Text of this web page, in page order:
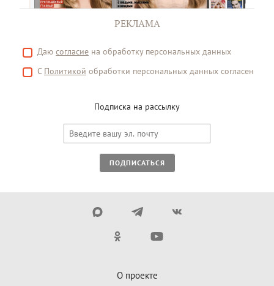
РЕКЛАМА
Даю согласие на обработку персональных данных
С Политикой обработки персональных данных согласен
Подписка на рассылку
ПОДПИСАТЬСЯ
О проекте